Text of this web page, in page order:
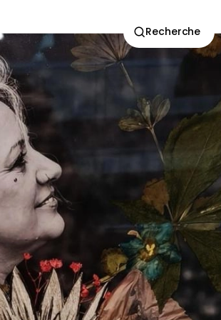
Recherche
& scolaire